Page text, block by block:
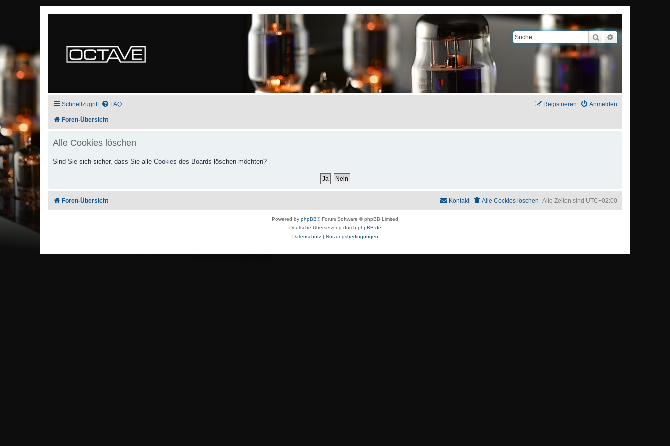
Suche
Schnellzugriff FAQ Anmelden
Registrieren
Foren-Übersicht
Alle Cookies löschen
Sind Sie sich sicher, dass Sie alle Cookies des Boards löschen möchten?
Foren-Übersicht Alle Zeiten sind UTC+02:00
Alle Cookies löschen
Kontakt
Powered by phpBB® Forum Software © phpBB Limited
Deutsche Übersetzung durch phpBB.de
Datenschutz| Nutzungsbedingungen